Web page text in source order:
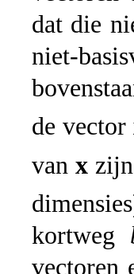
dat die
niet-
de vector
van xzijn
kortweg
vectoren